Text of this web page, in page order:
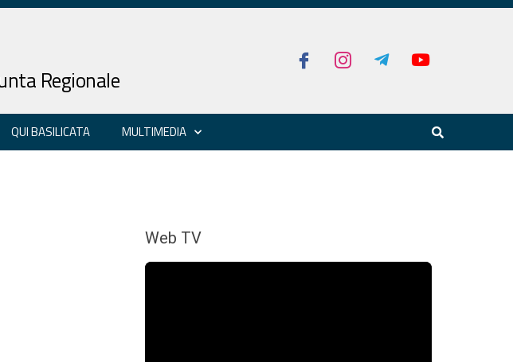
Regionale
QUI BASILICATA MULTIMEDIA
Web TV